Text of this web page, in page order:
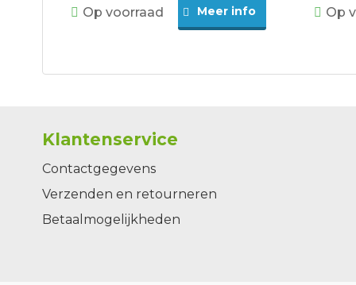
Op voorraad Meer info Op
Klantenservice
Contactgegevens
Verzenden en retourneren
Betaalmogelijkheden